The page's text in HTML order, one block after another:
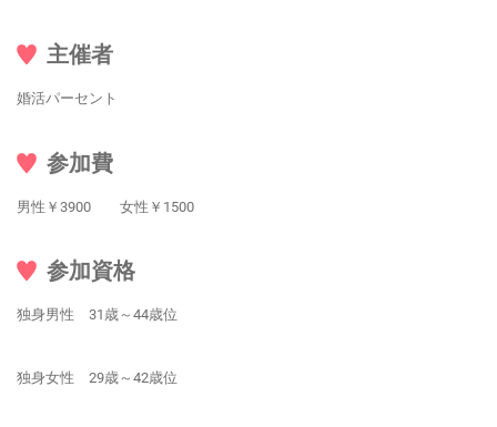
主催者
婚活パーセント
参加費
男性￥3900 女性￥1500
参加資格
独身男性 31歳～44歳位
独身女性 29歳～42歳位